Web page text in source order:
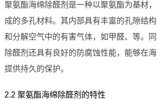
聚氨酯海绵除醛剂是一种以聚氨酯为基材
成的多孔材料。其内部具有丰富的孔隙结
和分解空气中的有害气体，如甲醛、等。
除醛剂还具有良好的防腐蚀性能，能够在
提供持久的保护。
2.2 聚氨酯海绵除醛剂的特性